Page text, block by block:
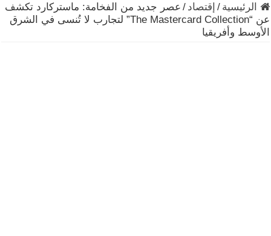
الرئيسية / إقتصاد / عصر جديد من الفخامة: ماستركارد تكشف
عن “The Mastercard Collection” لتجارب لا تُنسى في الشرق
الأوسط وأفريقيا